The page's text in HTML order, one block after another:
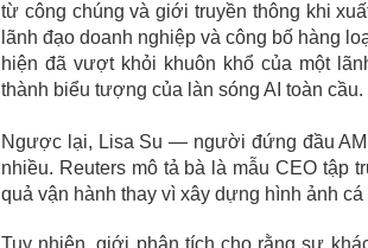
từ công chúng và giới truyền thông khi
lãnh đạo doanh nghiệp và công bố hàng
hiện đã vượt khỏi khuôn khổ của một
thành biểu tượng của làn sóng AI toàn cầu.
Ngược lại, Lisa Su — người đứng đầu
nhiều. Reuters mô tả bà là mẫu CEO tập
quả vận hành thay vì xây dựng hình ảnh